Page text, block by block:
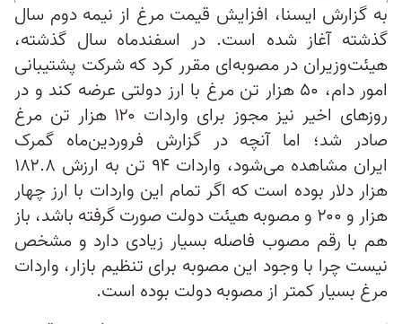
به گزارش ایسنا، افزایش قیمت مرغ از نیمه دوم سال
گذشته آغاز شده است. در اسفندماه سال گذشته،
هیئت‌وزیران در مصوبه‌‌ای مقرر کرد که شرکت پشتیبانی
امور دام، ۵۰ هزار تن مرغ با ارز دولتی عرضه کند و در
روزهای اخیر نیز مجوز برای واردات ۱۲۰ هزار تن مرغ
صادر شد؛ اما آنچه در گزارش فروردین‌ماه گمرک
ایران مشاهده می‌شود، واردات ۹۴ تن به ارزش ۱۸۲.۸
هزار دلار بوده است که اگر تمام این واردات با ارز چهار
هزار و ۲۰۰ و مصوبه هیئت دولت صورت گرفته باشد، باز
هم با رقم مصوب فاصله بسیار زیادی دارد و مشخص
نیست چرا با وجود این مصوبه برای تنظیم بازار، واردات
مرغ بسیار کمتر از مصوبه دولت بوده است.